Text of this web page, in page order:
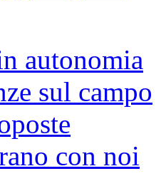
autonomia
sul campo
con noi